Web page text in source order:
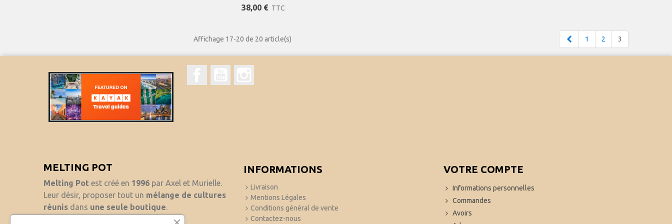
Élégante, Aux Imprimés Tendances,
Smocks, Et Empiècement À Nouer Au Dos
38,00 € TTC
Affichage 17-20 de 20 article(s) Précédent
1 2 3
MELTING POT
Melting Pot est créé en 1996 par Axel et Murielle.
Leur désir, proposer tout un mélange de cultures
réunis dans une seule boutique.
INFORMATIONS
Livraison
Mentions Légales
Conditions général de vente
Contactez-nous
VOTRE COMPTE
Informations personnelles
Commandes
Avoirs